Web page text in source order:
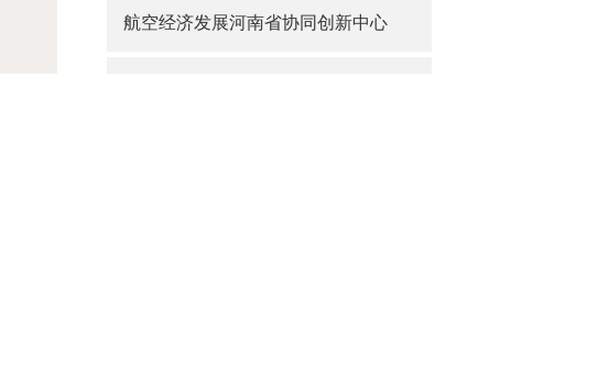
航空经济发展河南省协同创新中心